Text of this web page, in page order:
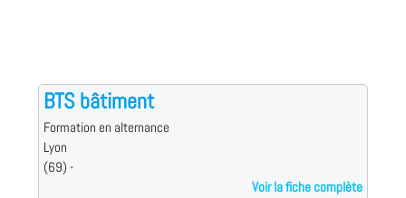
BTS bâtiment
Formation en alternance
Lyon
(69) -
Voir la fiche complète